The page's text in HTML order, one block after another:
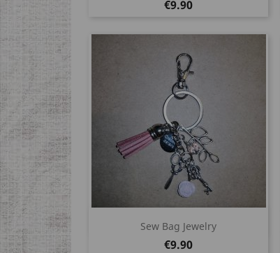
Price
€9.90
Sew Bag Jewelry
Price
€9.90
Quick view